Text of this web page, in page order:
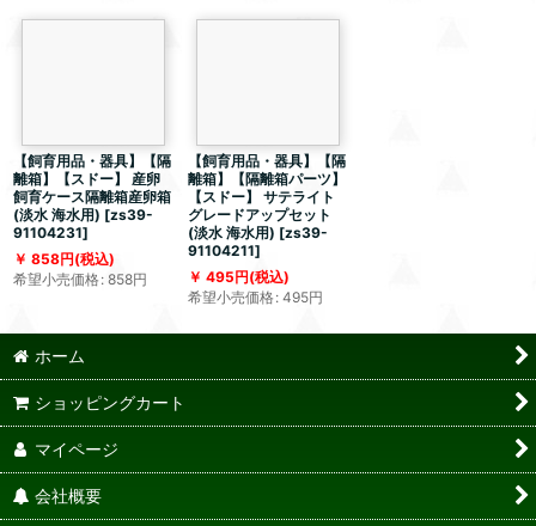
【飼育用品・器具】【隔
離箱】【スドー】 産卵
飼育ケース隔離箱産卵箱
(淡水 海水用) [zs39-
91104231]
858円(税込)
希望小売価格: 858円
【飼育用品・器具】【隔
離箱】【隔離箱パーツ】
【スドー】 サテライト
グレードアップセット
(淡水 海水用) [zs39-
91104211]
495円(税込)
希望小売価格: 495円
ホーム
ショッピングカート
マイページ
会社概要